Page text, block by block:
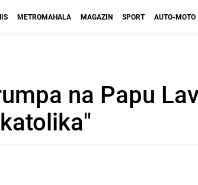
METROMAHALA MAGAZIN SPORT AUTO-MOTO
na Papu